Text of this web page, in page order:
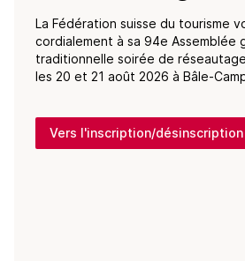
La Fédération suisse du tourisme
cordialement à sa 94e Assemblée
traditionnelle soirée de
les 20 et 21 août 2026 à Bâle-
Vers l'inscription/désinscription